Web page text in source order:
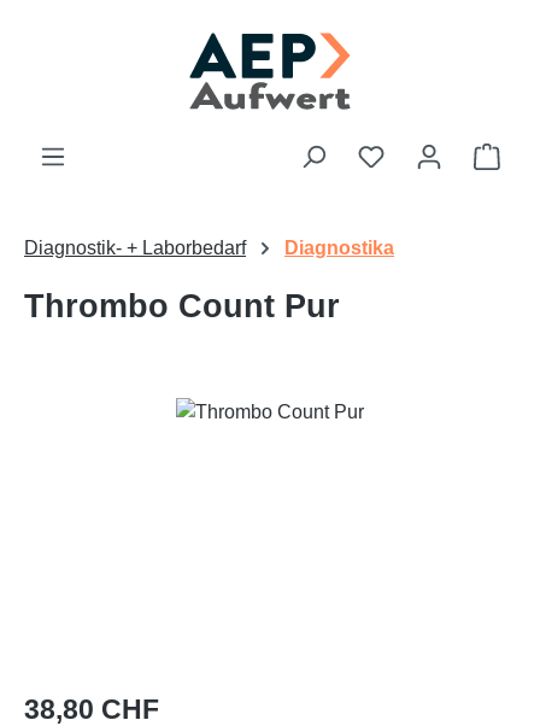
Du hast 0
Diagnostik- + Laborbedarf Diagnostika
Thrombo Count Pur
Bildergalerie überspringen
Regulärer Preis:
38,80 CHF